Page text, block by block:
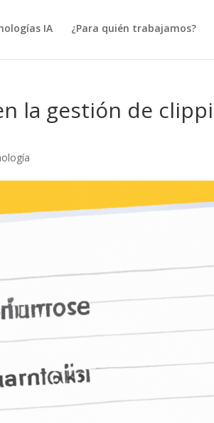
IA ¿Para quién trabajamos?
la gestión de